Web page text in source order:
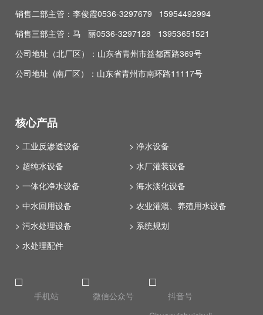
销售二部主管：李俊霞0536-3297679 15954492994
销售三部主管：马 丽0536-3297128 13953651521
公司地址（北厂区）：山东省青州市益都西路369号
公司地址 (南厂区）：山东省青州市南环路11117号
核心产品
> 工业反渗透设备
> 净水设备
> 超纯水设备
> 水厂灌装设备
> 一体化净水设备
> 海水淡化设备
> 中水回用设备
> 农业灌溉、养殖用水设备
> 污水处理设备
> 系统规划
> 水处理配件
手机站 微信公众号
抖音号